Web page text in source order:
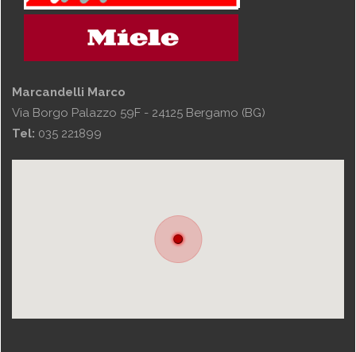
Marcandelli Marco
Via Borgo Palazzo 59F - 24125 Bergamo (BG)
Tel: 035 221899